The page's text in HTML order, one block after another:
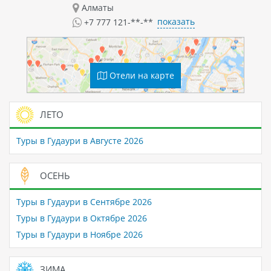
Алматы
+7 777 121-**-** показать
Отели на карте
ЛЕТО
Туры в Гудаури в Августе 2026
ОСЕНЬ
Туры в Гудаури в Сентябре 2026
Туры в Гудаури в Октябре 2026
Туры в Гудаури в Ноябре 2026